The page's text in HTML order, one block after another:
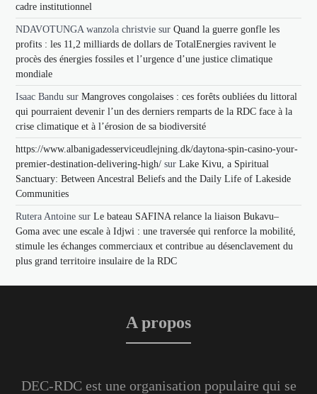
cadre institutionnel
NDAVOTUNGA wanzola christvie surQuand la guerre gonfle les
profits : les 11,2 milliards de dollars de TotalEnergies ravivent le
procès des énergies fossiles et l’urgence d’une justice climatique
mondiale
Isaac Bandu surMangroves congolaises : ces forêts oubliées du littoral
qui pourraient devenir l’un des derniers remparts de la RDC face à la
crise climatique et à l’érosion de sa biodiversité
https://www.albanigadesserviceudlejning.dk/daytona-spin-casino-your-
premier-destination-delivering-high/ surLake Kivu, a Spiritual
Sanctuary: Between Ancestral Beliefs and the Daily Life of Lakeside
Communities
Rutera Antoine surLe bateau SAFINA relance la liaison Bukavu–
Goma avec une escale à Idjwi : une traversée qui renforce la mobilité,
stimule les échanges commerciaux et contribue au désenclavement du
plus grand territoire insulaire de la RDC
A propos
DEC-RDC est une organisation populaire qui se